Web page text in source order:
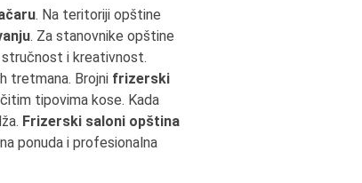
. Na teritoriji opštine
. Za stanovnike opštine
i kreativnost.
tretmana. Brojni frizerski
tipovima kose. Kada
Frizerski saloni opština
ponuda i profesionalna